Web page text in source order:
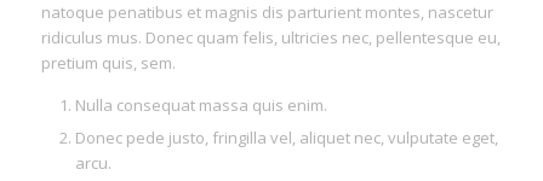
natoque penatibus et magnis dis parturient montes, nascetur
ridiculus mus. Donec quam felis, ultricies nec, pellentesque eu,
pretium quis, sem.
Nulla consequat massa quis enim.
Donec pede justo, fringilla vel, aliquet nec, vulputate eget,
arcu.